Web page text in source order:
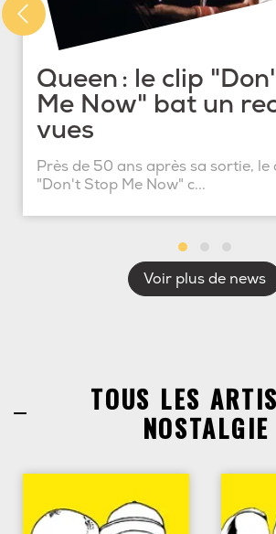
Queen : le clip
Me Now" bat un
vues
Près de 50 ans après sa sortie, le
"Don't Stop Me Now" c...
Voir plus de news
TOUS LES
NOSTALGIE